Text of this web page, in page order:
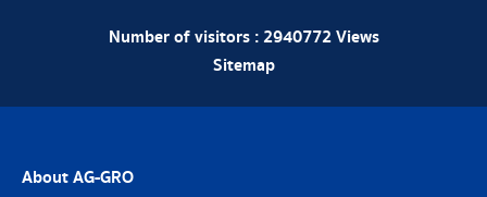
Number of visitors :2940772Views
Sitemap
About AG-GRO